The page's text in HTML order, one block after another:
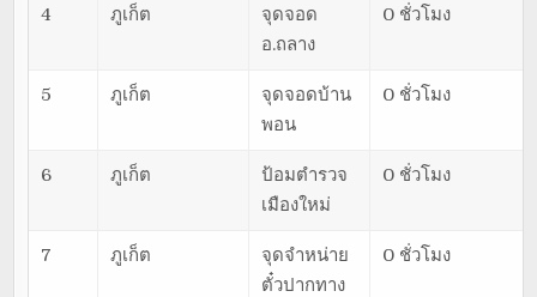
4 ภูเก็ต
จุดจอด
อ.ถลาง
0 ชั่วโมง
5 ภูเก็ต
จุดจอดบ้าน
พอน
0 ชั่วโมง
6 ภูเก็ต
ป้อมตำรวจ
เมืองใหม่
0 ชั่วโมง
7 ภูเก็ต
จุดจำหน่าย
ตั๋วปากทาง
0 ชั่วโมง